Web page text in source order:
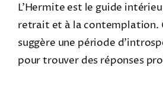
L’Hermite est le guide
retrait et à la contemplation.
suggère une période
pour trouver des réponses